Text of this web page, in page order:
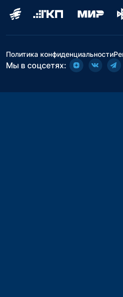
Политика конфиденциальности
Мы в соцсетях: